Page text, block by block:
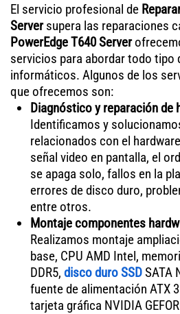
El servicio profesional de
Serversupera las reparaciones
PowerEdge T640 Server
servicios para abordar todo tipo
informáticos. Algunos de los
que ofrecemos son:
Diagnóstico y reparación de
Identificamos y
relacionados con el
señal video en pantalla, el
se apaga solo, fallos en la
errores de disco duro,
entre otros.
Montaje componentes
Realizamos montaje
base, CPU AMD Intel,
DDR5, disco duro SSDSATA
fuente de alimentación ATX
tarjeta gráfica NVIDIA